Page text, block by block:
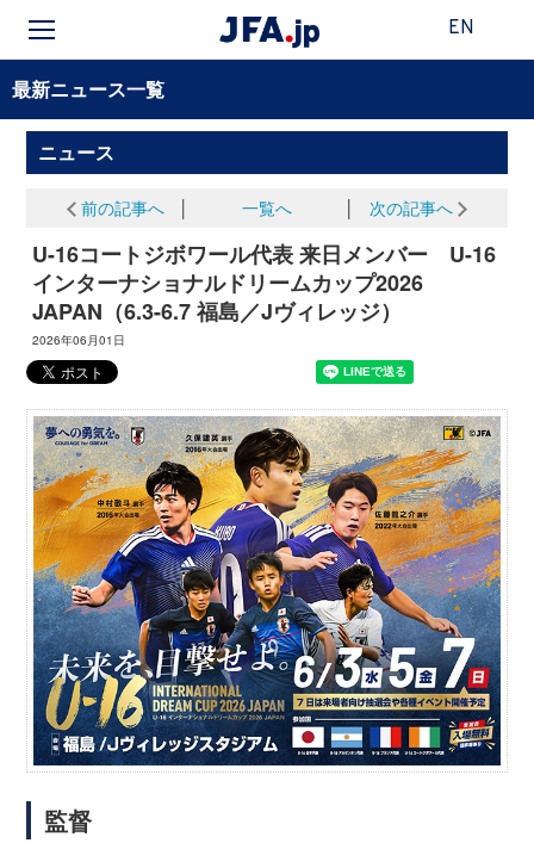
EN
最新ニュース一覧
ニュース
前の記事へ 一覧へ 次の記事へ
U-16コートジボワール代表 来日メンバー U-16
インターナショナルドリームカップ2026
JAPAN（6.3-6.7 福島／Jヴィレッジ）
2026年06月01日
監督